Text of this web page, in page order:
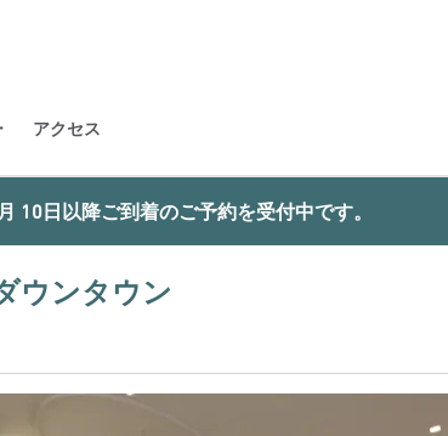
アクセス
10日以降ご到着のご予約を受付中です。
ウンタウン